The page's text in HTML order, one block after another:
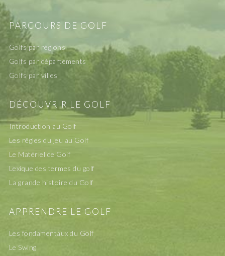
PARCOURS DE GOLF
Golfs par régions
Golfs par départements
Golfs par villes
DÉCOUVRIR LE GOLF
Introduction au Golf
Les rêgles du jeu au Golf
Le Matériel de Golf
Lexique des termes du golf
La grande histoire du Golf
APPRENDRE LE GOLF
Les fondamentaux du Golf
Le Swing